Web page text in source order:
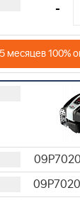
-
месяцев 100%